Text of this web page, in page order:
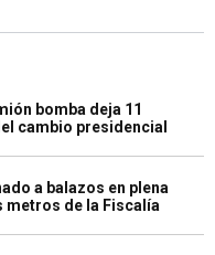
bomba deja 11
cambio presidencial
a balazos en plena
metros de la Fiscalía